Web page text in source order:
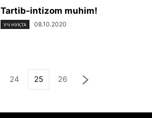
Tartib-intizom muhim!
УЧ НУҚТА 08.10.2020
24 25 26